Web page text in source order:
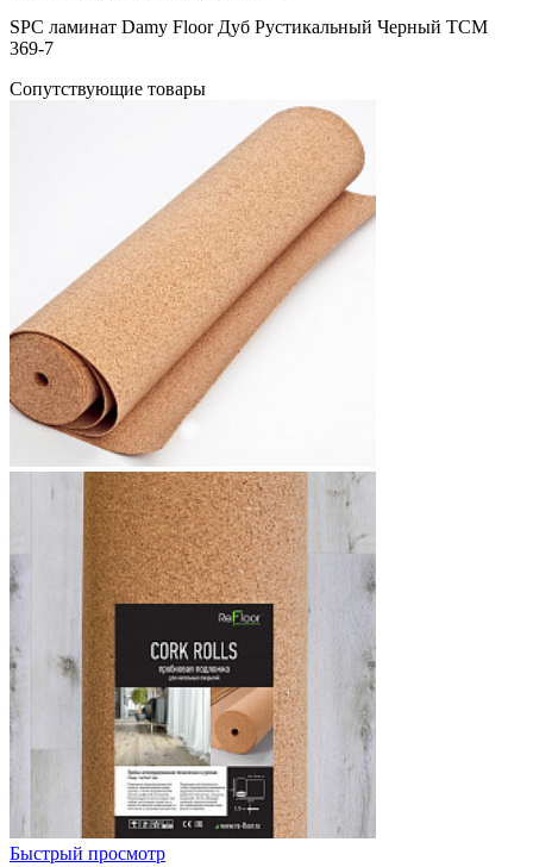
SPC ламинат Damy Floor Дуб Рустикальный Черный TCM
369-7
Cопутствующие товары
Быстрый просмотр